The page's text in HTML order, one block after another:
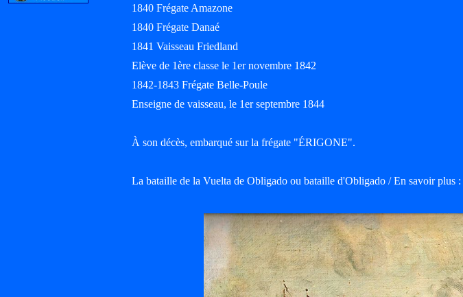
1840 Frégate Amazone
1840 Frégate Danaé
1841 Vaisseau Friedland
Elève de 1ère classe le 1er novembre 1842
1842-1843 Frégate Belle-Poule
Enseigne de vaisseau, le 1er septembre 1844
À son décès, embarqué sur la frégate "ÉRIGONE".
La bataille de la Vuelta de Obligado ou bataille d'Obligado / En savoir plus :